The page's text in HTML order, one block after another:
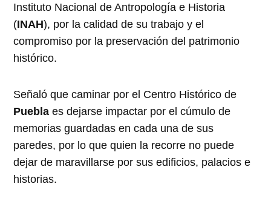
Instituto Nacional de Antropología e Historia
(INAH), por la calidad de su trabajo y el
compromiso por la preservación del patrimonio
histórico.
Señaló que caminar por el Centro Histórico de
Pueblaes dejarse impactar por el cúmulo de
memorias guardadas en cada una de sus
paredes, por lo que quien la recorre no puede
dejar de maravillarse por sus edificios, palacios e
historias.